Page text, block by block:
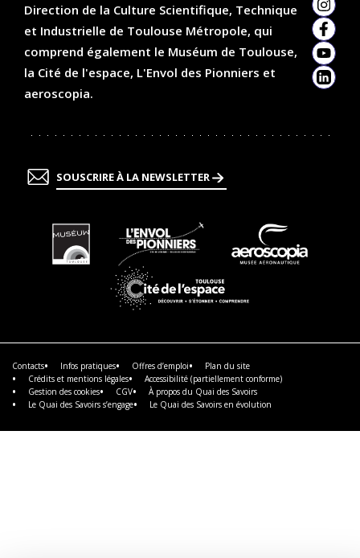
Direction de la Culture Scientifique, Technique
et Industrielle de Toulouse Métropole, qui
comprend également le Muséum de Toulouse,
la Cité de l'espace, L'Envol des Pionniers et
aeroscopia.
SOUSCRIRE À LA NEWSLETTER
En
savoir
plus
Contacts Infos pratiques Offres d’emploi
Plan du site
Crédits et mentions légales
Accessibilité (partiellement conforme)
Gestion des cookies
CGV
À propos du Quai des Savoirs
Le Quai des Savoirs s’engage
Le Quai des Savoirs en évolution